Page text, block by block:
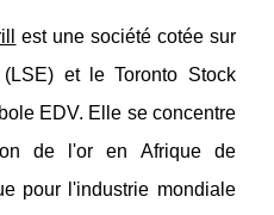
est une société cotée sur
et le Toronto Stock
EDV. Elle se concentre
de l'or en Afrique de
pour l'industrie mondiale